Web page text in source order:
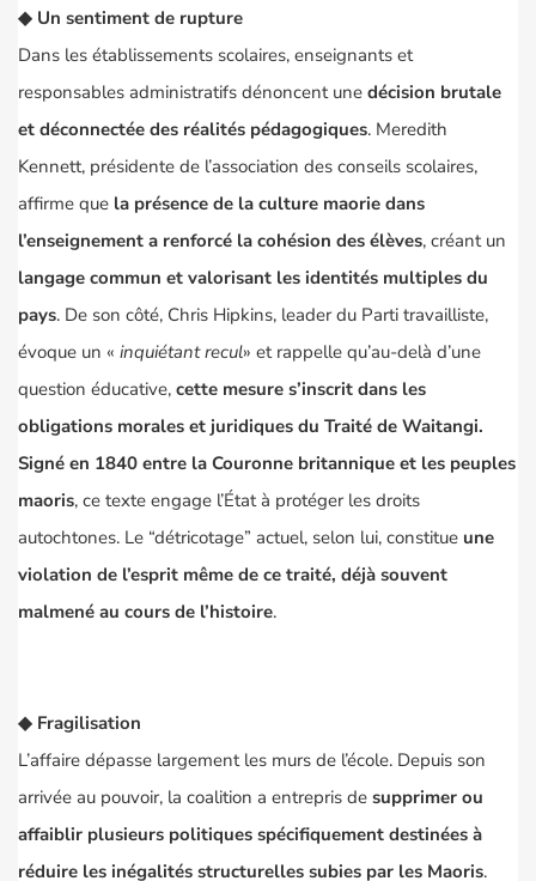
◆ Un sentiment de rupture
Dans les établissements scolaires, enseignants et
responsables administratifs dénoncent une décision brutale
et déconnectée des réalités pédagogiques. Meredith
Kennett, présidente de l’association des conseils scolaires,
affirme que la présence de la culture maorie dans
l’enseignement a renforcé la cohésion des élèves, créant un
langage commun et valorisant les identités multiples du
pays. De son côté, Chris Hipkins, leader du Parti travailliste,
évoque un « inquiétant recul» et rappelle qu’au-delà d’une
question éducative, cette mesure s’inscrit dans les
obligations morales et juridiques du Traité de Waitangi.
Signé en 1840 entre la Couronne britannique et les peuples
maoris, ce texte engage l’État à protéger les droits
autochtones. Le “détricotage” actuel, selon lui, constitue une
violation de l’esprit même de ce traité, déjà souvent
malmené au cours de l’histoire.
◆ Fragilisation
L’affaire dépasse largement les murs de l’école. Depuis son
arrivée au pouvoir, la coalition a entrepris de supprimer ou
affaiblir plusieurs politiques spécifiquement destinées à
réduire les inégalités structurelles subies par les Maoris.